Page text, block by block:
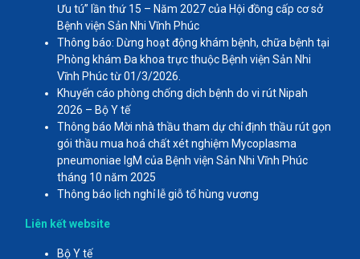
Ưu tú” lần thứ 15 – Năm 2027 của Hội đồng cấp cơ sở
Bệnh viện Sản Nhi Vĩnh Phúc
Thông báo: Dừng hoạt động khám bệnh, chữa bệnh tại
Phòng khám Đa khoa trực thuộc Bệnh viện Sản Nhi
Vĩnh Phúc từ 01/3/2026.
Khuyến cáo phòng chống dịch bệnh do vi rút Nipah
2026 – Bộ Y tế
Thông báo Mời nhà thầu tham dự chỉ định thầu rút gọn
gói thầu mua hoá chất xét nghiệm Mycoplasma
pneumoniae IgM của Bệnh viện Sản Nhi Vĩnh Phúc
tháng 10 năm 2025
Thông báo lịch nghỉ lễ giỗ tổ hùng vương
Liên kết website
Bộ Y tế